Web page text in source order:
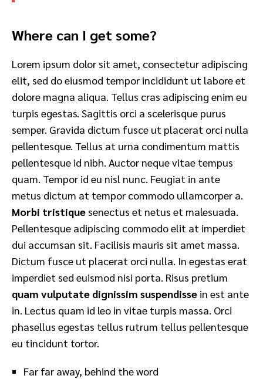
Where can I get some?
Lorem ipsum dolor sit amet, consectetur adipiscing
elit, sed do eiusmod tempor incididunt ut labore et
dolore magna aliqua. Tellus cras adipiscing enim eu
turpis egestas. Sagittis orci a scelerisque purus
semper. Gravida dictum fusce ut placerat orci nulla
pellentesque. Tellus at urna condimentum mattis
pellentesque id nibh. Auctor neque vitae tempus
quam. Tempor id eu nisl nunc. Feugiat in ante
metus dictum at tempor commodo ullamcorper a.
Morbi tristique senectus et netus et malesuada.
Pellentesque adipiscing commodo elit at imperdiet
dui accumsan sit. Facilisis mauris sit amet massa.
Dictum fusce ut placerat orci nulla. In egestas erat
imperdiet sed euismod nisi porta. Risus pretium
quam vulputate dignissim suspendisse in est ante
in. Lectus quam id leo in vitae turpis massa. Orci
phasellus egestas tellus rutrum tellus pellentesque
eu tincidunt tortor.
Far far away, behind the word